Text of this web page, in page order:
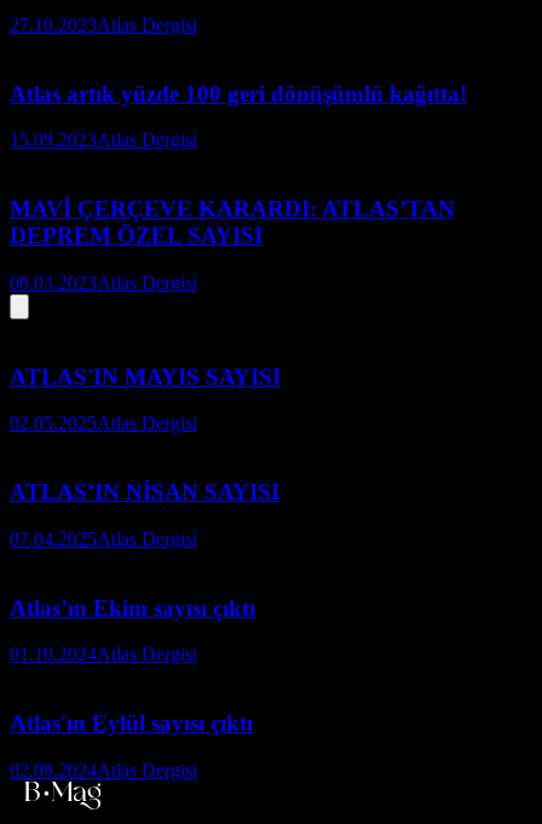
27.10.2023Atlas Dergisi
Atlas artık yüzde 100 geri dönüşümlü kağıtta!
15.09.2023Atlas Dergisi
MAVİ ÇERÇEVE KARARDI: ATLAS’TAN
DEPREM ÖZEL SAYISI
08.03.2023Atlas Dergisi
ATLAS'IN MAYIS SAYISI
02.05.2025Atlas Dergisi
ATLAS’IN NİSAN SAYISI
07.04.2025Atlas Dergisi
Atlas’ın Ekim sayısı çıktı
01.10.2024Atlas Dergisi
Atlas'ın Eylül sayısı çıktı
02.09.2024Atlas Dergisi